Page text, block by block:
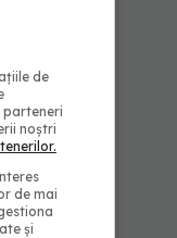
de
parteneri
noștri
de mai
și